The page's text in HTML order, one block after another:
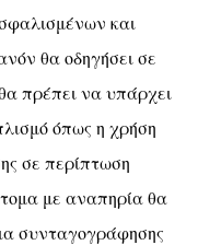
και
θα οδηγήσει σε
πρέπει να υπάρχει
όπως η χρήση
σε περίπτωση
με αναπηρία θα
συνταγογράφησης